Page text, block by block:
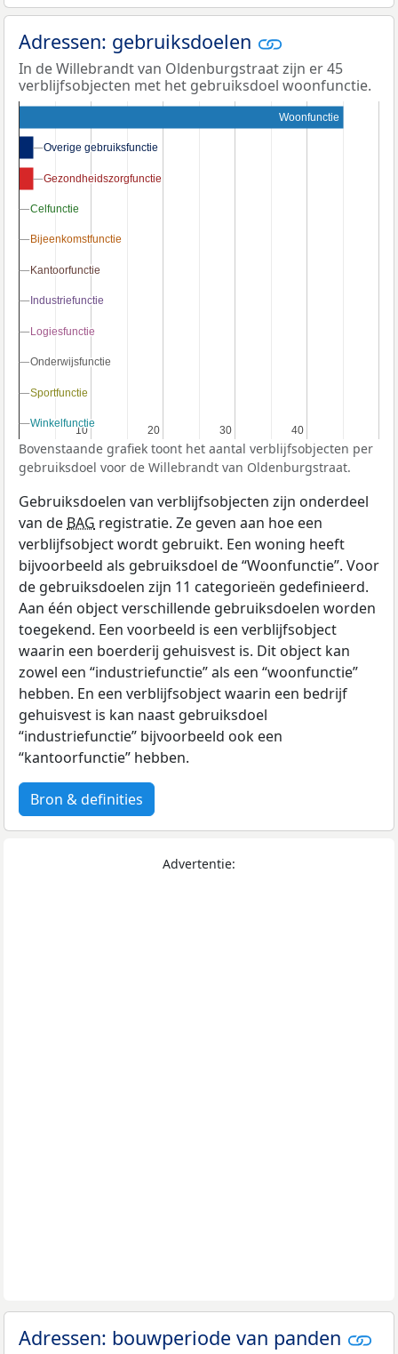
Adressen: gebruiksdoelen
In de Willebrandt van Oldenburgstraat zijn er 45
verblijfsobjecten met het gebruiksdoel woonfunctie.
10
10 20
20 30
30 40
40
Woonfunctie
Overige gebruiksfunctie
Overige gebruiksfunctie
Gezondheidszorgfunctie
Gezondheidszorgfunctie
Celfunctie
Celfunctie
Bijeenkomstfunctie
Bijeenkomstfunctie
Kantoorfunctie
Kantoorfunctie
Industriefunctie
Industriefunctie
Logiesfunctie
Logiesfunctie
Onderwijsfunctie
Onderwijsfunctie
Sportfunctie
Sportfunctie
Winkelfunctie
Winkelfunctie
Bovenstaande grafiek toont het aantal verblijfsobjecten per
gebruiksdoel voor de Willebrandt van Oldenburgstraat.
Gebruiksdoelen van verblijfsobjecten zijn onderdeel
van de BAG registratie. Ze geven aan hoe een
verblijfsobject wordt gebruikt. Een woning heeft
bijvoorbeeld als gebruiksdoel de “Woonfunctie”. Voor
de gebruiksdoelen zijn 11 categorieën gedefinieerd.
Aan één object verschillende gebruiksdoelen worden
toegekend. Een voorbeeld is een verblijfsobject
waarin een boerderij gehuisvest is. Dit object kan
zowel een “industriefunctie” als een “woonfunctie”
hebben. En een verblijfsobject waarin een bedrijf
gehuisvest is kan naast gebruiksdoel
“industriefunctie” bijvoorbeeld ook een
“kantoorfunctie” hebben.
Bron & definities
Advertentie:
Adressen: bouwperiode van panden